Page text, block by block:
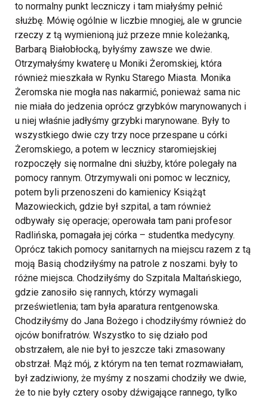
to normalny punkt leczniczy i tam miałyśmy pełnić
służbę. Mówię ogólnie w liczbie mnogiej, ale w gruncie
rzeczy z tą wymienioną już przeze mnie koleżanką,
Barbarą Białobłocką, byłyśmy zawsze we dwie.
Otrzymałyśmy kwaterę u Moniki Żeromskiej, która
również mieszkała w Rynku Starego Miasta. Monika
Żeromska nie mogła nas nakarmić, ponieważ sama nic
nie miała do jedzenia oprócz grzybków marynowanych i
u niej właśnie jadłyśmy grzybki marynowane. Były to
wszystkiego dwie czy trzy noce przespane u córki
Żeromskiego, a potem w lecznicy staromiejskiej
rozpoczęły się normalne dni służby, które polegały na
pomocy rannym. Otrzymywali oni pomoc w lecznicy,
potem byli przenoszeni do kamienicy Książąt
Mazowieckich, gdzie był szpital, a tam również
odbywały się operacje; operowała tam pani profesor
Radlińska, pomagała jej córka – studentka medycyny.
Oprócz takich pomocy sanitarnych na miejscu razem z tą
moją Basią chodziłyśmy na patrole z noszami. były to
różne miejsca. Chodziłyśmy do Szpitala Maltańskiego,
gdzie zanosiło się rannych, którzy wymagali
prześwietlenia; tam była aparatura rentgenowska.
Chodziłyśmy do Jana Bożego i chodziłyśmy również do
ojców bonifratrów. Wszystko to się działo pod
obstrzałem, ale nie był to jeszcze taki zmasowany
obstrzał. Mąż mój, z którym na ten temat rozmawiałam,
był zadziwiony, że myśmy z noszami chodziły we dwie,
że to nie były cztery osoby dźwigające rannego, tylko